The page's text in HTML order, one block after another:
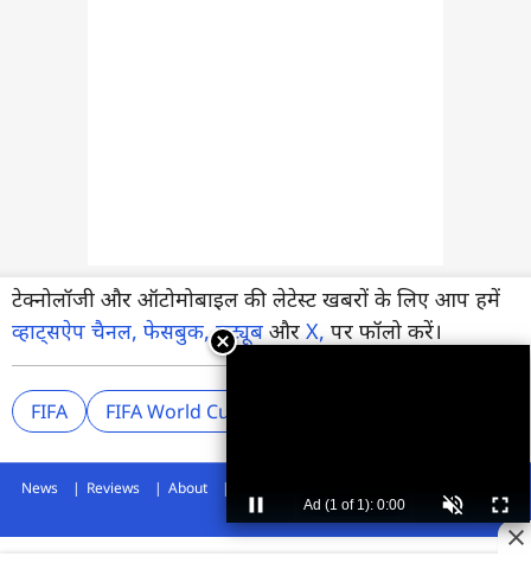
टेक्नोलॉजी और ऑटोमोबाइल की लेटेस्ट खबरों के लिए आप हमें
व्हाट्सऐप चैनल, फेसबुक,यूट्यूब और X, पर फॉलो करें।
FIFA FIFA World Cup 2026
News Reviews About
Advertise